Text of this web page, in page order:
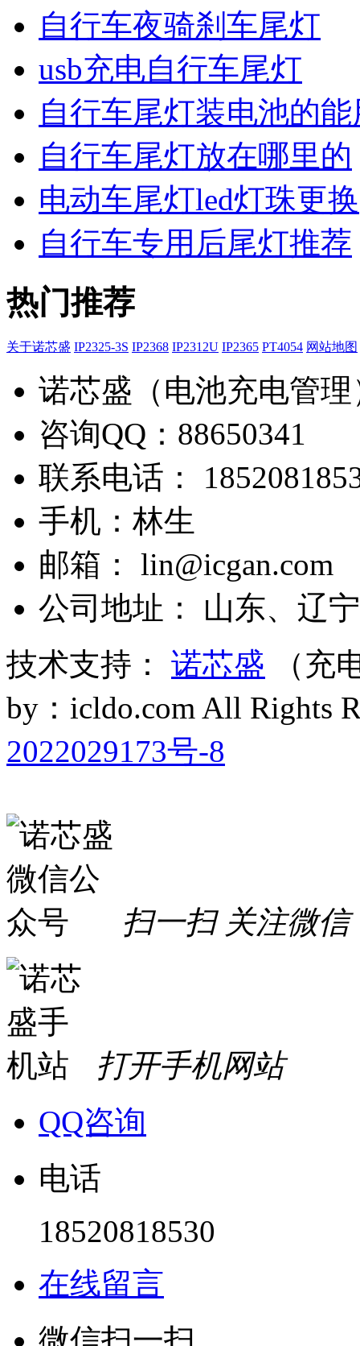
自行车夜骑刹车尾灯
usb充电自行车尾灯
自行车尾灯装电池的
自行车尾灯放在哪里的
电动车尾灯led灯珠更换
自行车专用后尾灯推荐
热门推荐
关于诺芯盛 IP2325-3S IP2368 IP2312U IP2365 PT4054 网站地图
诺芯盛（电池充电管理
咨询QQ：88650341
联系电话：
手机：林生
邮箱： lin@icgan.com
公司地址： 山东、辽宁
技术支持： 诺芯盛 （充
by：icldo.com All Rights
2022029173号-8
扫一扫 关注微信
打开手机网站
QQ咨询
电话
18520818530
在线留言